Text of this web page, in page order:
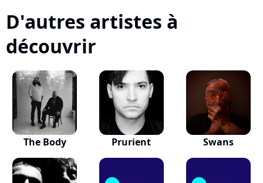
D'autres artistes à
découvrir
The Body Prurient Swans